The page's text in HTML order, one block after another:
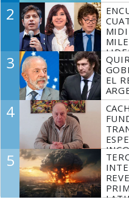
2
3
EL
4
DE
5